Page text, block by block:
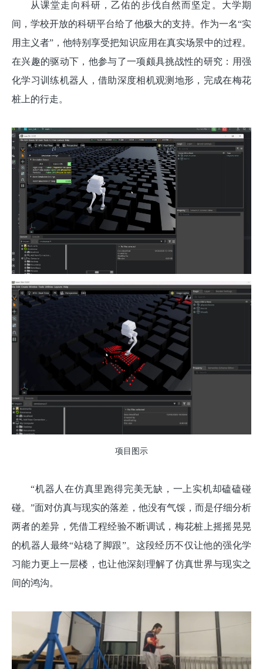
从课堂走向科研，乙佑的步伐自然而坚定。大学期
间，学校开放的科研平台给了他极大的支持。作为一名“实
用主义者”，他特别享受把知识应用在真实场景中的过程。
在兴趣的驱动下，他参与了一项颇具挑战性的研究：用强
化学习训练机器人，借助深度相机观测地形，完成在梅花
桩上的行走。
项目图示
“机器人在仿真里跑得完美无缺，一上实机却磕磕碰
碰。”面对仿真与现实的落差，他没有气馁，而是仔细分析
两者的差异，凭借工程经验不断调试，梅花桩上摇摇晃晃
的机器人最终“站稳了脚跟”。这段经历不仅让他的强化学
习能力更上一层楼，也让他深刻理解了仿真世界与现实之
间的鸿沟。